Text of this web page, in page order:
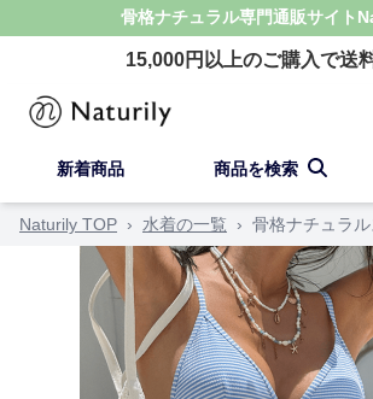
骨格ナチュラル専門通販サイト
15,000円以上のご購入で送
新着商品 商品を検索
Naturily TOP › 水着の一覧 › 骨格ナチュラ